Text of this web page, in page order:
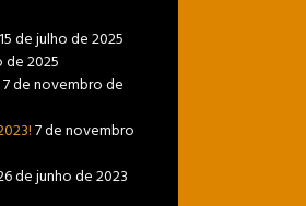
15 de julho de 2025
de 2025
7 de novembro de
7 de novembro
de junho de 2023